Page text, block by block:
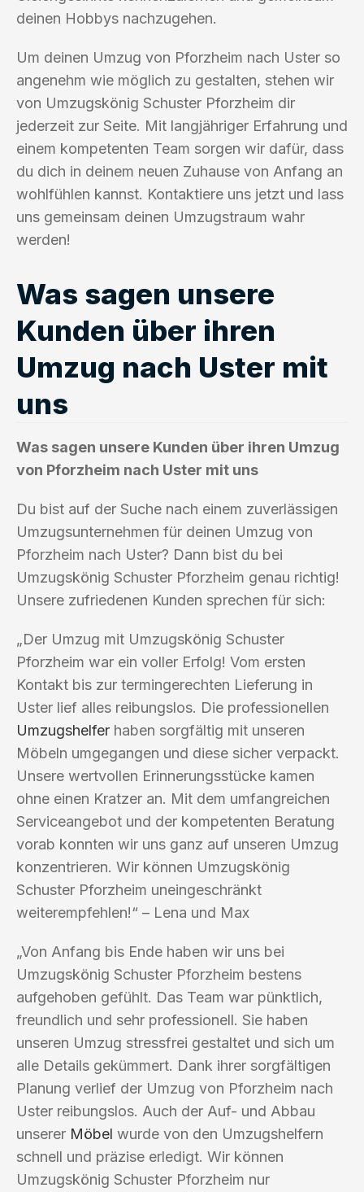
deinen Hobbys nachzugehen.
Um deinen Umzug von Pforzheim nach Uster so
angenehm wie möglich zu gestalten, stehen wir
von Umzugskönig Schuster Pforzheim dir
jederzeit zur Seite. Mit langjähriger Erfahrung und
einem kompetenten Team sorgen wir dafür, dass
du dich in deinem neuen Zuhause von Anfang an
wohlfühlen kannst. Kontaktiere uns jetzt und lass
uns gemeinsam deinen Umzugstraum wahr
werden!
Was sagen unsere
Kunden über ihren
Umzug nach Uster mit
uns
Was sagen unsere Kunden über ihren Umzug
von Pforzheim nach Uster mit uns
Du bist auf der Suche nach einem zuverlässigen
Umzugsunternehmen für deinen Umzug von
Pforzheim nach Uster? Dann bist du bei
Umzugskönig Schuster Pforzheim genau richtig!
Unsere zufriedenen Kunden sprechen für sich:
„Der Umzug mit Umzugskönig Schuster
Pforzheim war ein voller Erfolg! Vom ersten
Kontakt bis zur termingerechten Lieferung in
Uster lief alles reibungslos. Die professionellen
Umzugshelfer haben sorgfältig mit unseren
Möbeln umgegangen und diese sicher verpackt.
Unsere wertvollen Erinnerungsstücke kamen
ohne einen Kratzer an. Mit dem umfangreichen
Serviceangebot und der kompetenten Beratung
vorab konnten wir uns ganz auf unseren Umzug
konzentrieren. Wir können Umzugskönig
Schuster Pforzheim uneingeschränkt
weiterempfehlen!“ – Lena und Max
„Von Anfang bis Ende haben wir uns bei
Umzugskönig Schuster Pforzheim bestens
aufgehoben gefühlt. Das Team war pünktlich,
freundlich und sehr professionell. Sie haben
unseren Umzug stressfrei gestaltet und sich um
alle Details gekümmert. Dank ihrer sorgfältigen
Planung verlief der Umzug von Pforzheim nach
Uster reibungslos. Auch der Auf- und Abbau
unserer Möbel wurde von den Umzugshelfern
schnell und präzise erledigt. Wir können
Umzugskönig Schuster Pforzheim nur